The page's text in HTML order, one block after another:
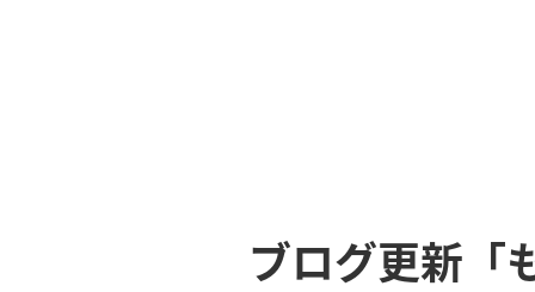
ブログ更新「